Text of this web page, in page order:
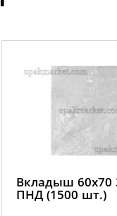
Вкладыш 60х70
ПНД (1500 шт.)